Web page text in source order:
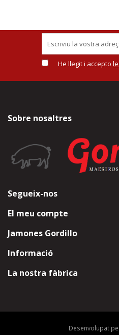
He llegit i accepto
Sobre nosaltres
Segueix-nos
El meu compte
Jamones Gordillo
Informació
Desenvolupat
La nostra fàbrica